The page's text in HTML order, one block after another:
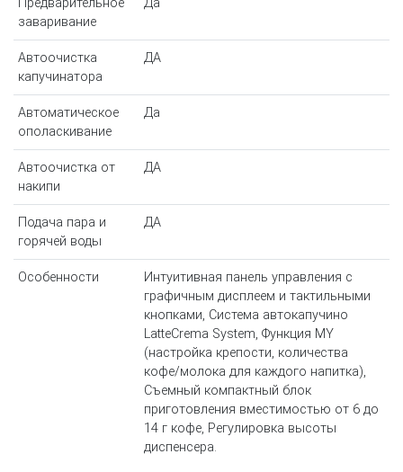
Предварительное
заваривание
Да
Автоочистка
капучинатора
ДА
Автоматическое
ополаскивание
Да
Автоочистка от
накипи
ДА
Подача пара и
горячей воды
ДА
Особенности
Интуитивная панель управления с
графичным дисплеем и тактильными
кнопками, Система автокапучино
LatteCrema System, Функция MY
(настройка крепости, количества
кофе/молока для каждого напитка),
Съемный компактный блок
приготовления вместимостью от 6 до
14 г кофе, Регулировка высоты
диспенсера.